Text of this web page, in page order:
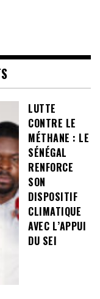
LUTTE
CONTRE LE
MÉTHANE : LE
SÉNÉGAL
RENFORCE
SON
DISPOSITIF
CLIMATIQUE
AVEC L’APPUI
DU SEI